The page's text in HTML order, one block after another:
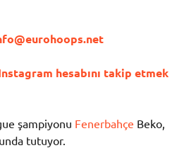
hesabını takip etmek
şampiyonu Fenerbahçe Beko,
tutuyor.